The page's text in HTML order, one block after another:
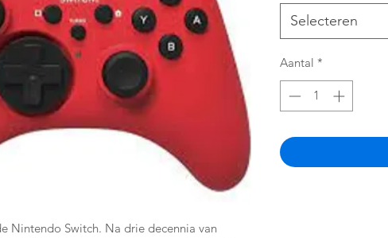
Nintendo Switch. Na drie decennia van
Selecteren
Aantal *